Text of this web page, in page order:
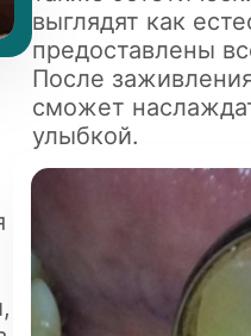
выглядят как
предоставлены
После
сможет
улыбкой.